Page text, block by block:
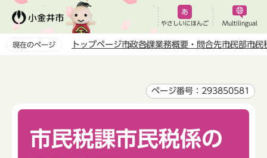
ペ
やさしいにほんご Multilingual
現在のページ トップページ市政各課業務概要・問合先市民部市民
ページ番号：293850581
市民税課市民税係の